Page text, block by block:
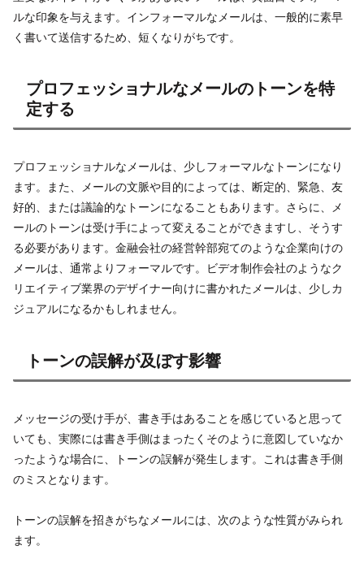
ルな印象を与えます。インフォーマルなメールは、一般的に素早
く書いて送信するため、短くなりがちです。
プロフェッショナルなメールのトーンを特
定する
プロフェッショナルなメールは、少しフォーマルなトーンになり
ます。また、メールの文脈や目的によっては、断定的、緊急、友
好的、または議論的なトーンになることもあります。さらに、メ
ールのトーンは受け手によって変えることができますし、そうす
る必要があります。金融会社の経営幹部宛てのような企業向けの
メールは、通常よりフォーマルです。ビデオ制作会社のようなク
リエイティブ業界のデザイナー向けに書かれたメールは、少しカ
ジュアルになるかもしれません。
トーンの誤解が及ぼす影響
メッセージの受け手が、書き手はあることを感じていると思って
いても、実際には書き手側はまったくそのように意図していなか
ったような場合に、トーンの誤解が発生します。これは書き手側
のミスとなります。
トーンの誤解を招きがちなメールには、次のような性質がみられ
ます。